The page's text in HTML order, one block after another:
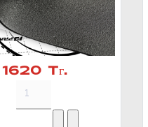
1620 Тг.